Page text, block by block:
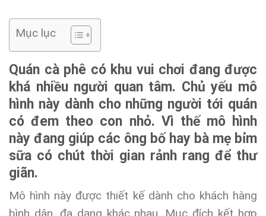
Mục lục
Quán cà phê có khu vui chơi đang được
khá nhiều người quan tâm. Chủ yếu mô
hình này dành cho những người tới quán
có đem theo con nhỏ. Vì thế mô hình
này đang giúp các ông bố hay bà mẹ bỉm
sữa có chút thời gian rảnh rang để thư
giãn.
Mô hình này được thiết kế dành cho khách hàng